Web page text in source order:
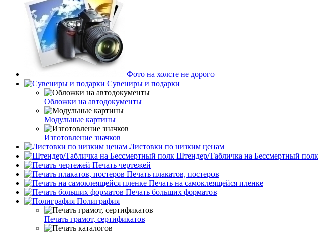
Фото на холсте не дорого
Сувениры и подарки
Обложки на автодокументы
Модульные картины
Изготовление значков
Листовки по низким ценам
Штендер/Табличка на Бессмертный полк
Печать чертежей
Печать плакатов, постеров
Печать на самоклеящейся пленке
Печать больших форматов
Полиграфия
Печать грамот, сертификатов